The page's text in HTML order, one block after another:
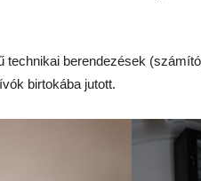
technikai berendezések
birtokába jutott.